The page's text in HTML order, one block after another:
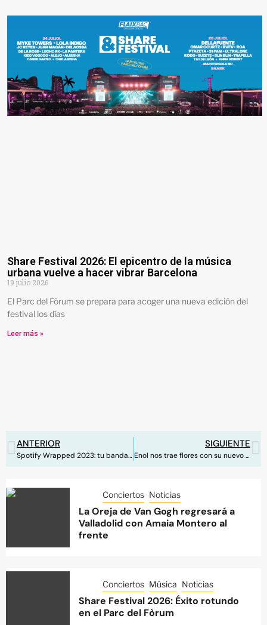
Share Festival 2026: El epicentro de la música
urbana vuelve a hacer vibrar Barcelona
19 julio 2026
El Parc del Fòrum se prepara para acoger una nueva edición del
festival los días
Leer más »
ANTERIOR
Spotify Wrapped 2023: tu banda sonora del año
SIGUIENTE
Enol nos trae flores con su nuevo EP
Conciertos Noticias
La Oreja de Van Gogh regresará a
Valladolid con Amaia Montero al
frente
Conciertos Música Noticias
Share Festival 2026: Éxito rotundo
en el Parc del Fòrum